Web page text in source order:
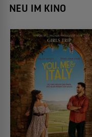
NEU IM KINO